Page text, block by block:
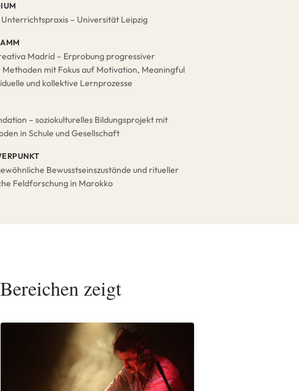
– Universität Leipzig
Madrid – Erprobung progressiver
Methoden mit Fokus auf Motivation, Meaningful
und kollektive Lernprozesse
– soziokulturelles Bildungsprojekt mit
in Schule und Gesellschaft
Bewusstseinszustände und ritueller
Feldforschung in Marokko
zeigt